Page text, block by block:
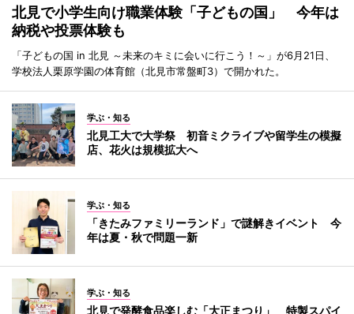
北見で小学生向け職業体験「子どもの国」 今年は
納税や投票体験も
「子どもの国 in 北見 ～未来のキミに会いに行こう！～」が6月21日、
学校法人栗原学園の体育館（北見市常盤町3）で開かれた。
学ぶ・知る
北見工大で大学祭 初音ミクライブや留学生の模擬
店、花火は規模拡大へ
学ぶ・知る
「きたみファミリーランド」で謎解きイベント 今
年は夏・秋で問題一新
学ぶ・知る
北見で発酵食品楽しむ「大正まつり」 特製スパイ